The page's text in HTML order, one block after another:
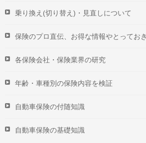
乗り換え(切り替え)・見直しについて
保険のプロ直伝、お得な情報やとってお
各保険会社・保険業界の研究
年齢・車種別の保険内容を検証
自動車保険の付随知識
自動車保険の基礎知識